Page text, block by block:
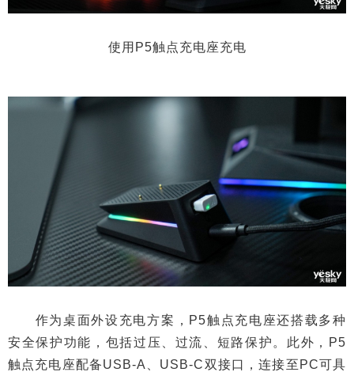
使用P5触点充电座充电
作为桌面外设充电方案，P5触点充电座还搭载多种
安全保护功能，包括过压、过流、短路保护。此外，P5
触点充电座配备USB-A、USB-C双接口，连接至PC可具